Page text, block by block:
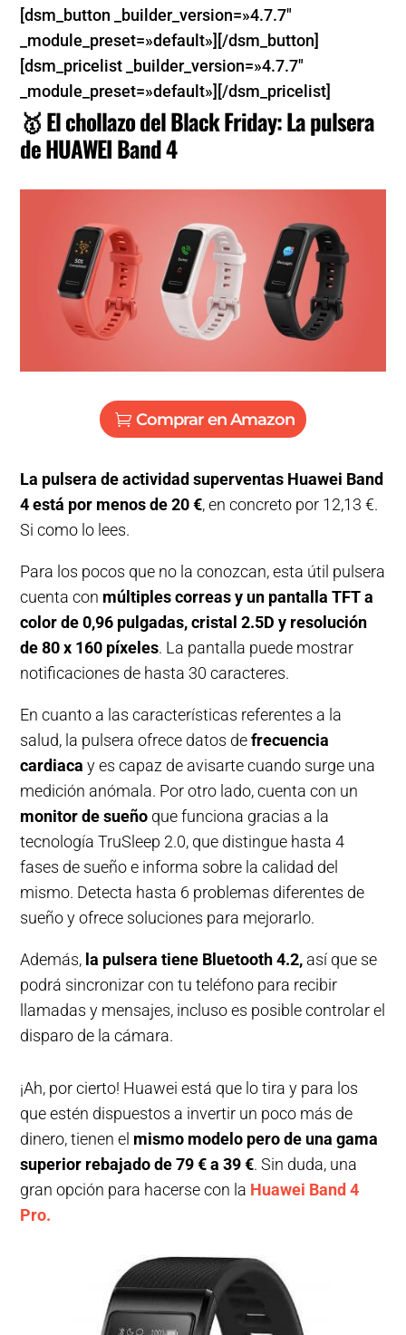
[dsm_button _builder_version=»4.7.7″
_module_preset=»default»][/dsm_button]
[dsm_pricelist _builder_version=»4.7.7″
_module_preset=»default»][/dsm_pricelist]
🥇El chollazo del Black Friday: La pulsera
de HUAWEI Band 4
Comprar en Amazon
La pulsera de actividad superventas Huawei Band
4 está por menos de 20 €, en concreto por 12,13 €.
Si como lo lees.
Para los pocos que no la conozcan, esta útil pulsera
cuenta con múltiples correas y un pantalla TFT a
color de 0,96 pulgadas, cristal 2.5D y resolución
de 80 x 160 píxeles. La pantalla puede mostrar
notificaciones de hasta 30 caracteres.
En cuanto a las características referentes a la
salud, la pulsera ofrece datos defrecuencia
cardiaca y es capaz de avisarte cuando surge una
medición anómala. Por otro lado, cuenta con un
monitor de sueño que funciona gracias a la
tecnología TruSleep 2.0, que distingue hasta 4
fases de sueño e informa sobre la calidad del
mismo. Detecta hasta 6 problemas diferentes de
sueño y ofrece soluciones para mejorarlo.
Además, la pulsera tiene Bluetooth 4.2, así que se
podrá sincronizar con tu teléfono para recibir
llamadas y mensajes, incluso es posible controlar el
disparo de la cámara.
¡Ah, por cierto! Huawei está que lo tira y para los
que estén dispuestos a invertir un poco más de
dinero, tienen el mismo modelo pero de una gama
superior rebajado de 79 € a 39 €. Sin duda, una
gran opción para hacerse con la Huawei Band 4
Pro.